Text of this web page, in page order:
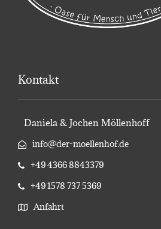
Kontakt
Daniela & Jochen Möllenhoff
info@der-moellenhof.de
+49 4366 8843379
+49 1578 737 5369
Anfahrt